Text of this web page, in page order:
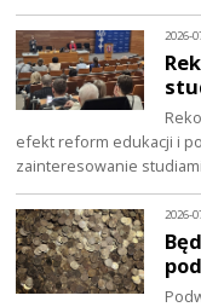
2026-
efekt reform edukacji i
zainteresowanie
2026-